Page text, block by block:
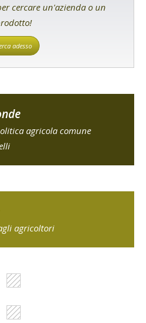
cercare un'azienda o un
adesso
agricola comune
agricoltori